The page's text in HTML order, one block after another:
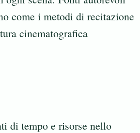
come i metodi di recitazione
cinematografica
di tempo e risorse nello